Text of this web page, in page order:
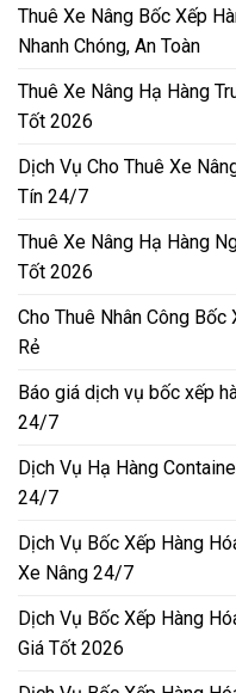
Thuê Xe Nâng Bốc Xếp
Nhanh Chóng, An Toàn
Thuê Xe Nâng Hạ Hàng
Tốt 2026
Dịch Vụ Cho Thuê Xe
Tín 24/7
Thuê Xe Nâng Hạ Hàng
Tốt 2026
Cho Thuê Nhân Công Bốc
Rẻ
Báo giá dịch vụ bốc xếp
24/7
Dịch Vụ Hạ Hàng
24/7
Dịch Vụ Bốc Xếp Hàng
Xe Nâng 24/7
Dịch Vụ Bốc Xếp Hàng
Giá Tốt 2026